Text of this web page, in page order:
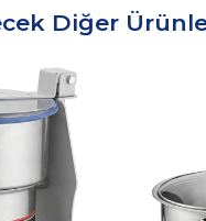
Diğer